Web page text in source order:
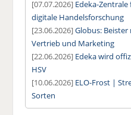
[07.07.2026] Edeka-
digitale Handelsforschung
[23.06.2026]Globus:
Vertrieb und Marketing
[22.06.2026] Edeka wird
HSV
[10.06.2026] ELO-Frost |
Sorten